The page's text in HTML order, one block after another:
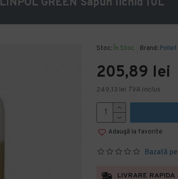
LINPOL GREEN Sapun lichid 10L
Stoc: În Stoc Brand: Pollet
Bazată
205,89 lei
249,13 lei TVA inclus
Adaugă la favorite
LIVRARE RAPIDA